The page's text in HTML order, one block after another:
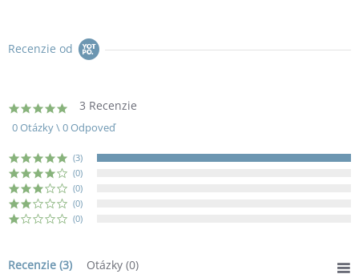
2024
Recenzie od
5.0
star
rating
3 Recenzie
0 Otázky \ 0 Odpoveď
(3)
(0)
(0)
(0)
(0)
Recenzie (3) Otázky (0)